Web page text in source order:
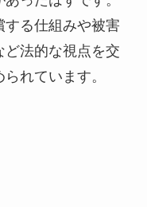
る仕組みや被害
法的な視点を交
れています。